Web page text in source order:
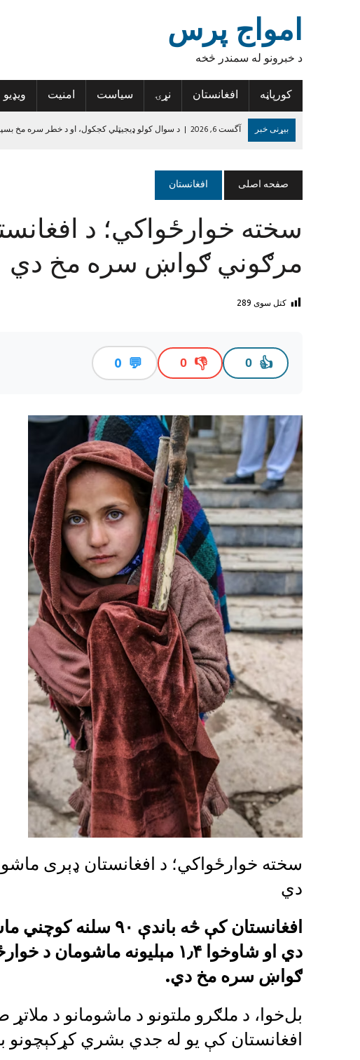
امواج پرس
د خبرونو له سمندر څخه
کورپاڼه
افغانستان نړۍ سیاست امنیت ویډیو
بیړنی خبر آگست 6, 2026 | د سوال کولو ډیجیټلي کجکول، او د خطر سره مخ
د روغتیا نړۍوال سازمان: د پولیو د مخنیوي هڅې دې پراخې شي
آگست 6, 2026
| تازه درجه‌بندي؛ پنځه افغان لوبغاړي د نړۍ د غوره لسو په نوم‌لړ کې
آگست 5, 2026
نورستان کې ۱۹ تاریخي سیمې او اثار ثبت شوي
د داعش واقعیت
صفحه اصلی افغانستان
سخته خوارځواکي؛ د
مرګوني ګواښ سره مخ دي
کتل سوی 289
👍
0
👎
0
💬
0
سخته خوارځواکي؛ د افغانستان ډېری
دي
افغانستان کې څه
دي او شاوخوا ۱٫۴ مېلیونه
ګواښ سره مخ دي.
بل‌خوا، د ملګرو ملتونو د ماشومانو د
افغانستان کې یو له جدي بشري کړکېچونو